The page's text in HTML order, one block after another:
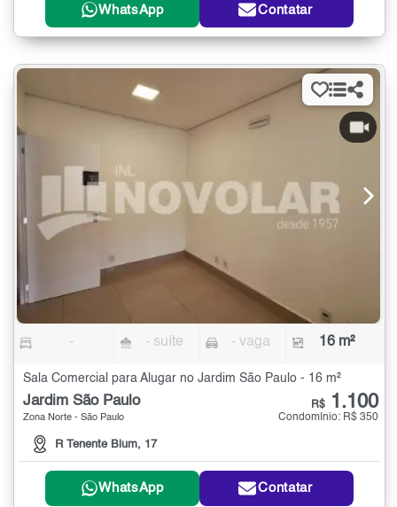
WhatsApp Contatar
- - suíte - vaga 16 m²
Sala Comercial para Alugar no Jardim São Paulo - 16 m²
Jardim São Paulo
Zona Norte - São Paulo
R Tenente Blum, 17
R$ 1.100
Condomínio: R$ 350
WhatsApp Contatar